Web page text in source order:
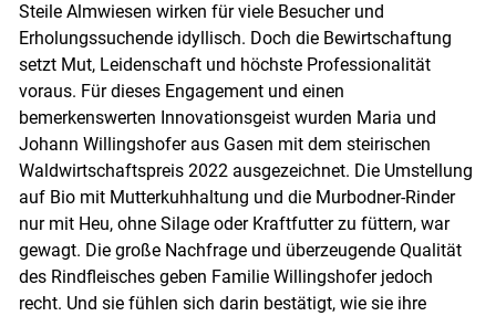
Skip to main content
Steile Almwiesen wirken für viele Besucher und
Erholungssuchende idyllisch. Doch die Bewirtschaftung
setzt Mut, Leidenschaft und höchste Professionalität
voraus. Für dieses Engagement und einen
bemerkenswerten Innovationsgeist wurden Maria und
Johann Willingshofer aus Gasen mit dem steirischen
Waldwirtschaftspreis 2022 ausgezeichnet. Die Umstellung
auf Bio mit Mutterkuhhaltung und die Murbodner-Rinder
nur mit Heu, ohne Silage oder Kraftfutter zu füttern, war
gewagt. Die große Nachfrage und überzeugende Qualität
des Rindfleisches geben Familie Willingshofer jedoch
recht. Und sie fühlen sich darin bestätigt, wie sie ihre